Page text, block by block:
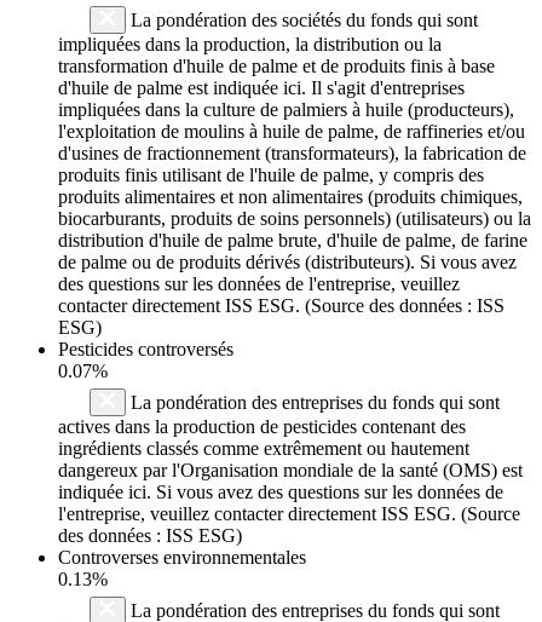
La pondération des sociétés du fonds qui sont
impliquées dans la production, la distribution ou la
transformation d'huile de palme et de produits finis à base
d'huile de palme est indiquée ici. Il s'agit d'entreprises
impliquées dans la culture de palmiers à huile (producteurs),
l'exploitation de moulins à huile de palme, de raffineries et/ou
d'usines de fractionnement (transformateurs), la fabrication de
produits finis utilisant de l'huile de palme, y compris des
produits alimentaires et non alimentaires (produits chimiques,
biocarburants, produits de soins personnels) (utilisateurs) ou la
distribution d'huile de palme brute, d'huile de palme, de farine
de palme ou de produits dérivés (distributeurs). Si vous avez
des questions sur les données de l'entreprise, veuillez
contacter directement ISS ESG. (Source des données : ISS
ESG)
Pesticides controversés
0.07%
La pondération des entreprises du fonds qui sont
actives dans la production de pesticides contenant des
ingrédients classés comme extrêmement ou hautement
dangereux par l'Organisation mondiale de la santé (OMS) est
indiquée ici. Si vous avez des questions sur les données de
l'entreprise, veuillez contacter directement ISS ESG. (Source
des données : ISS ESG)
Controverses environnementales
0.13%
La pondération des entreprises du fonds qui sont